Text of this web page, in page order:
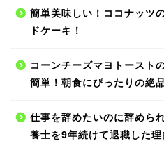
簡単美味しい！ココナッツ
ドケーキ！
コーンチーズマヨトースト
簡単！朝食にぴったりの絶
仕事を辞めたいのに辞めら
養士を9年続けて退職した